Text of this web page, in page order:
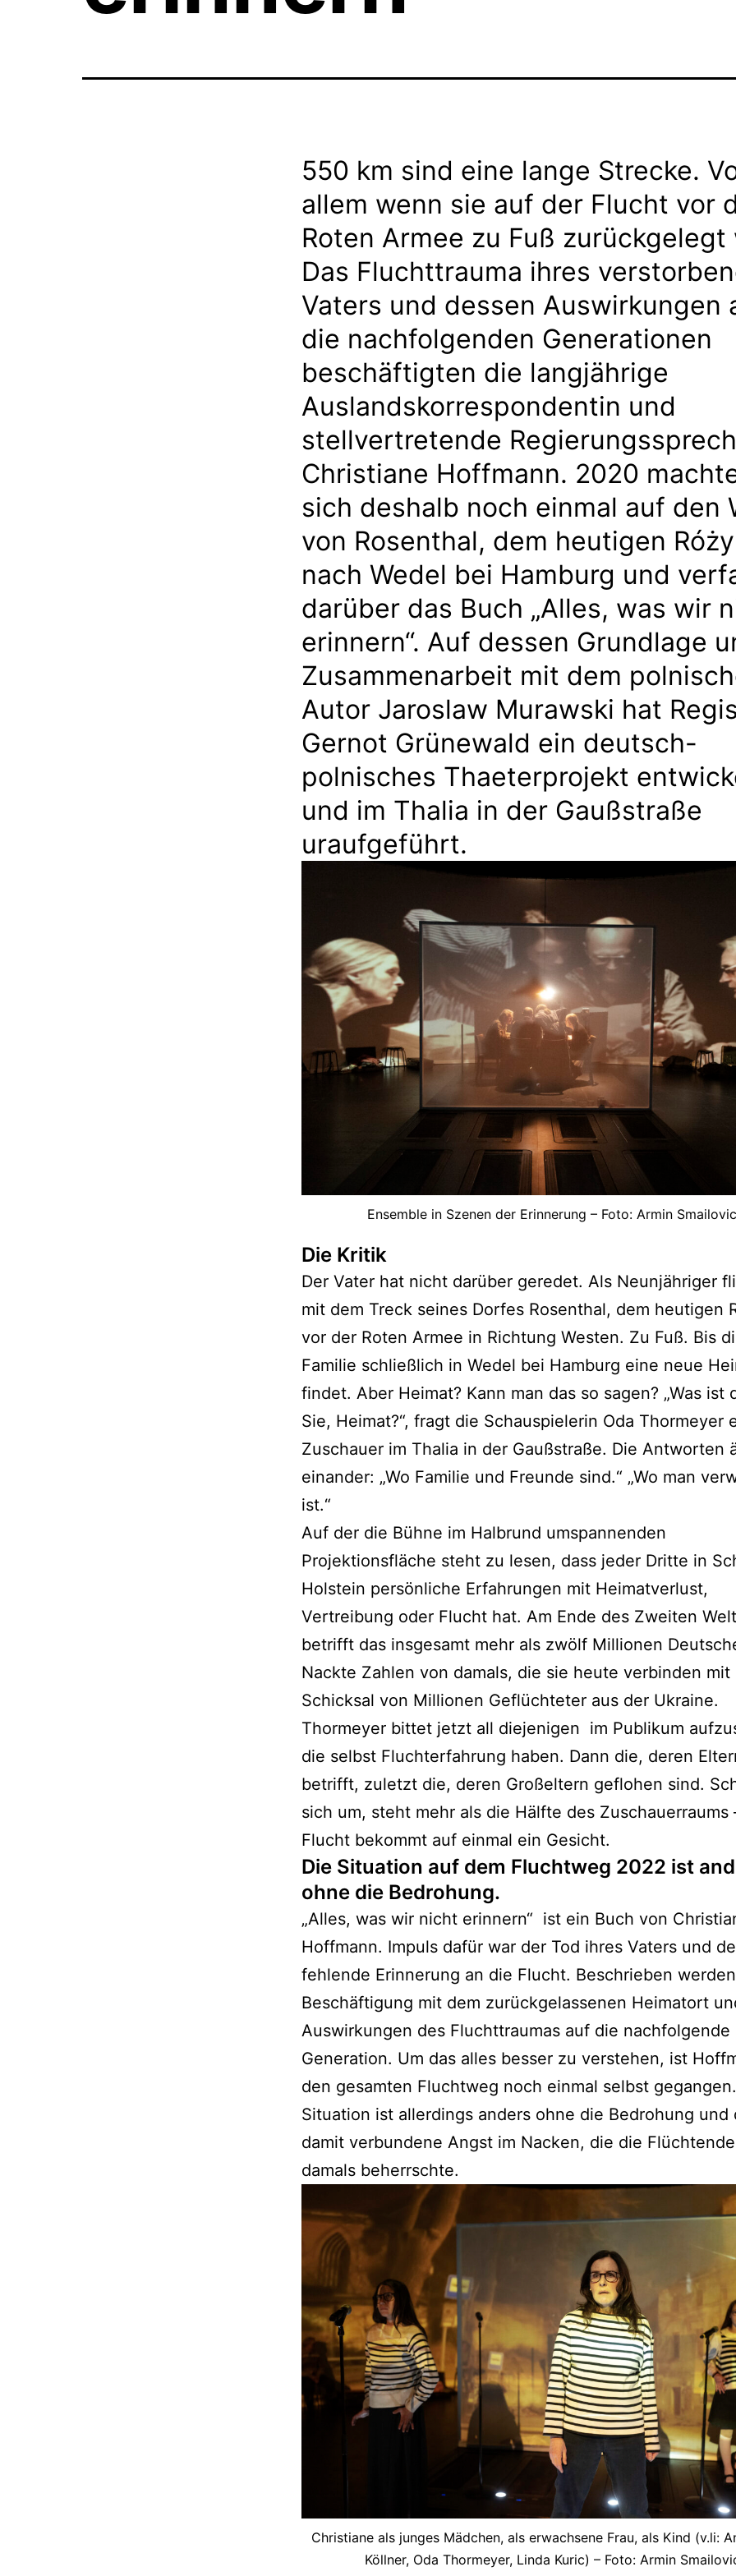
550 km sind eine lange Strecke.
allem wenn sie auf der Flucht vor
Roten Armee zu Fuß zurückgelegt
Das Fluchttrauma ihres
Vaters und dessen Auswirkungen
die nachfolgenden Generationen
beschäftigten die langjährige
Auslandskorrespondentin und
stellvertretende
Christiane Hoffmann. 2020
sich deshalb noch einmal auf den
von Rosenthal, dem heutigen
nach Wedel bei Hamburg und
darüber das Buch „Alles, was wir
erinnern“. Auf dessen Grundlage
Zusammenarbeit mit dem
Autor Jaroslaw Murawski hat
Gernot Grünewald ein deutsch-
polnisches Thaeterprojekt
und im Thalia in der Gaußstraße
uraufgeführt.
Ensemble in Szenen der Erinnerung – Foto: Armin Smailovic
Die Kritik
Der Vater hat nicht darüber geredet. Als Neunjähriger
mit dem Treck seines Dorfes Rosenthal, dem heutigen
vor der Roten Armee in Richtung Westen. Zu Fuß. Bis
Familie schließlich in Wedel bei Hamburg eine neue
findet. Aber Heimat? Kann man das so sagen? „Was ist
Sie, Heimat?“, fragt die Schauspielerin Oda Thormeyer
Zuschauer im Thalia in der Gaußstraße. Die Antworten
einander: „Wo Familie und Freunde sind.“ „Wo man
ist.“
Auf der die Bühne im Halbrund umspannenden
Projektionsfläche steht zu lesen, dass jeder Dritte in
Holstein persönliche Erfahrungen mit Heimatverlust,
Vertreibung oder Flucht hat. Am Ende des Zweiten
betrifft das insgesamt mehr als zwölf Millionen
Nackte Zahlen von damals, die sie heute verbinden mit
Schicksal von Millionen Geflüchteter aus der Ukraine.
Thormeyer bittet jetzt all diejenigen im Publikum
die selbst Fluchterfahrung haben. Dann die, deren
betrifft, zuletzt die, deren Großeltern geflohen sind.
sich um, steht mehr als die Hälfte des Zuschauerraums
Flucht bekommt auf einmal ein Gesicht.
Die Situation auf dem Fluchtweg 2022 ist
ohne die Bedrohung.
„Alles, was wir nicht erinnern“ ist ein Buch von
Hoffmann. Impuls dafür war der Tod ihres Vaters und
fehlende Erinnerung an die Flucht. Beschrieben
Beschäftigung mit dem zurückgelassenen Heimatort
Auswirkungen des Fluchttraumas auf die nachfolgende
Generation. Um das alles besser zu verstehen, ist
den gesamten Fluchtweg noch einmal selbst
Situation ist allerdings anders ohne die Bedrohung und
damit verbundene Angst im Nacken, die die
damals beherrschte.
Christiane als junges Mädchen, als erwachsene Frau, als Kind (v.li:
Köllner, Oda Thormeyer, Linda Kuric) – Foto: Armin